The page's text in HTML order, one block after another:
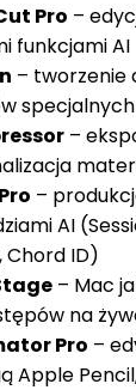
Pro –
funkcjami AI
– tworzenie
specjalnych
–
–
AI
Chord ID)
– Mac
na
Pro –
Apple